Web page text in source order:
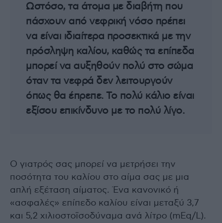
Ωστόσο, τα άτομα με διαβήτη που
πάσχουν από νεφρική νόσο πρέπει
να είναι ιδιαίτερα προσεκτικά με την
πρόσληψη καλίου, καθώς τα επίπεδα
μπορεί να αυξηθούν πολύ στο σώμα
όταν τα νεφρά δεν λειτουργούν
όπως θα έπρεπε. Το πολύ κάλιο είναι
εξίσου επικίνδυνο με το πολύ λίγο.
Ο γιατρός σας μπορεί να μετρήσει την
ποσότητα του καλίου στο αίμα σας με μια
απλή εξέταση αίματος. Ένα κανονικό ή
«ασφαλές» επίπεδο καλίου είναι μεταξύ 3,7
και 5,2 χιλιοστοϊσοδύναμα ανά λίτρο (mEq/L).